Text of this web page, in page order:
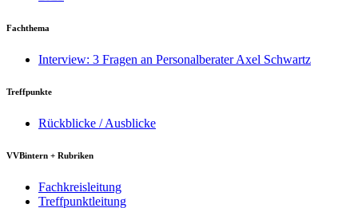
Fachthema
Interview: 3 Fragen an Personalberater Axel Schwartz
Treffpunkte
Rückblicke / Ausblicke
VVBintern + Rubriken
Fachkreisleitung
Treffpunktleitung